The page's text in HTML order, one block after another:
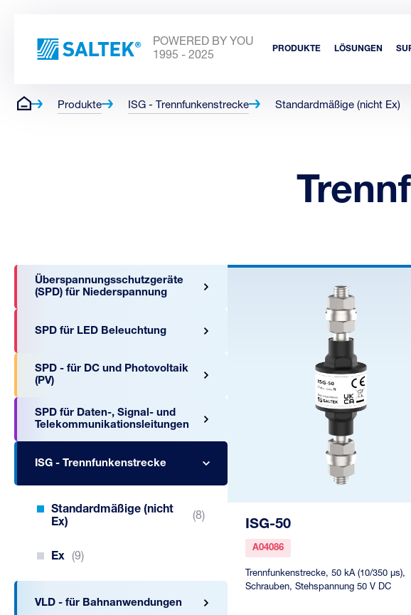
POWERED BY YOU
1995 - 2025
PRODUKTE LÖSUNGEN
Produkte ISG - Trennfunkenstrecke Standardmäßige (nicht Ex)
Überspannungsschutzgeräte
(SPD) für Niederspannung
SPD für LED Beleuchtung
SPD - für DC und Photovoltaik
(PV)
SPD für Daten-, Signal- und
Telekommunikationsleitungen
ISG - Trennfunkenstrecke
Standardmäßige (nicht
Ex)
(8)
Ex (9)
VLD - für Bahnanwendungen
ISG-50
A04086
Trennfunkenstrecke, 50 kA (10/350 µs),
Schrauben, Stehspannung 50 V DC